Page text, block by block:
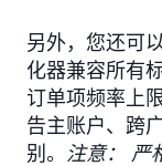
另外，您还可
化器兼容所有
订单项频率上
告主账户、跨
别。 注意： 严